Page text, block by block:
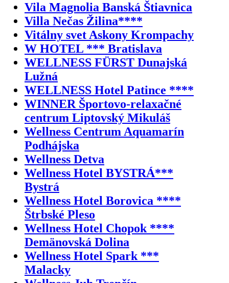
Vila Magnolia Banská Štiavnica
Villa Nečas Žilina****
Vitálny svet Askony Krompachy
W HOTEL *** Bratislava
WELLNESS FÜRST Dunajská
Lužná
WELLNESS Hotel Patince ****
WINNER Športovo-relaxačné
centrum Liptovský Mikuláš
Wellness Centrum Aquamarín
Podhájska
Wellness Detva
Wellness Hotel BYSTRÁ***
Bystrá
Wellness Hotel Borovica ****
Štrbské Pleso
Wellness Hotel Chopok ****
Demänovská Dolina
Wellness Hotel Spark ***
Malacky